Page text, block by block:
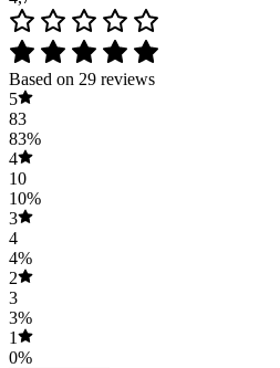
Based on 29 reviews
5
83
83%
4
10
10%
3
4
4%
2
3
3%
1
0%